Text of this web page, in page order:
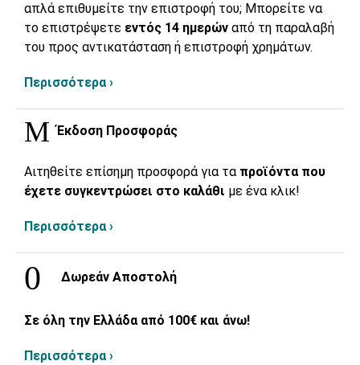
απλά επιθυμείτε την επιστροφή του; Μπορείτε να
το επιστρέψετε εντός 14 ημερών από τη παραλαβή
του προς αντικατάσταση ή επιστροφή χρημάτων.
Περισσότερα ›
Έκδοση Προσφοράς
Αιτηθείτε επίσημη προσφορά για τα προϊόντα που
έχετε συγκεντρώσει στο καλάθι με ένα κλικ!
Περισσότερα ›
Δωρεάν Αποστολή
Σε όλη την Ελλάδα από 100€ και άνω!
Περισσότερα ›